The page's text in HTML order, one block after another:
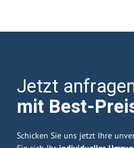
Jetzt
mit Best-
Schicken Sie uns jetzt Ihre